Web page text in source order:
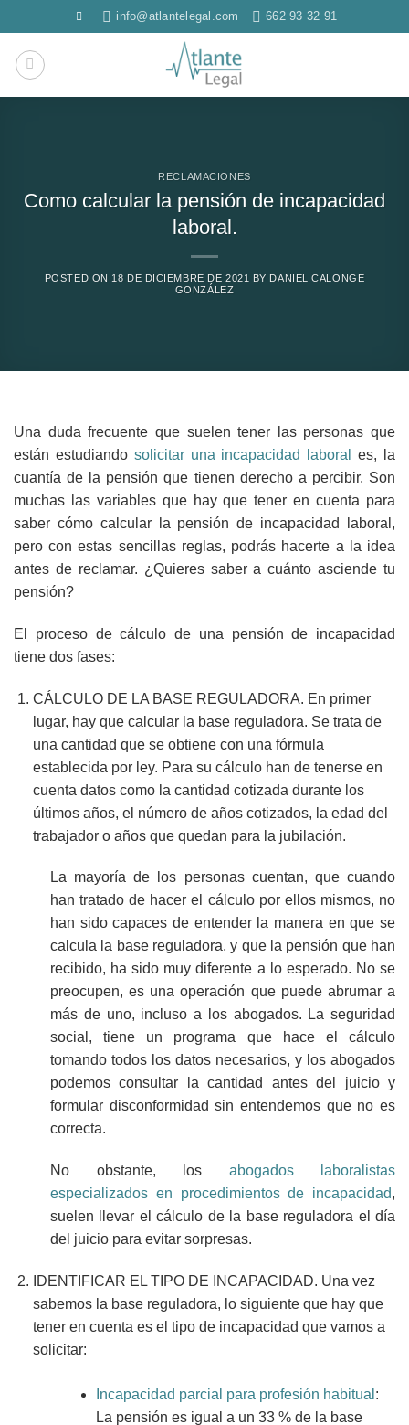
al
contenido
info@atlantelegal.com 662 93 32 91
RECLAMACIONES
Como calcular la pensión de incapacidad
laboral.
POSTED ON 18 DE DICIEMBRE DE 2021 BY DANIEL CALONGE
GONZÁLEZ
Una duda frecuente que suelen tener las personas que
están estudiando solicitar una incapacidad laboral
es, la
cuantía de la pensión que tienen derecho a percibir. Son
muchas las variables que hay que tener en cuenta para
saber cómo calcular la pensión de incapacidad laboral,
pero con estas sencillas reglas, podrás hacerte a la idea
antes de reclamar. ¿Quieres saber a cuánto asciende tu
pensión?
El proceso de cálculo de una pensión de incapacidad
tiene dos fases:
CÁLCULO DE LA BASE REGULADORA. En primer
lugar, hay que calcular la base reguladora. Se trata de
una cantidad que se obtiene con una fórmula
establecida por ley. Para su cálculo han de tenerse en
cuenta datos como la cantidad cotizada durante los
últimos años, el número de años cotizados, la edad del
trabajador o años que quedan para la jubilación.
La mayoría de los personas cuentan, que cuando
han tratado de hacer el cálculo por ellos mismos, no
han sido capaces de entender la manera en que se
calcula la base reguladora, y que la pensión que han
recibido, ha sido muy diferente a lo esperado. No se
preocupen, es una operación que puede abrumar a
más de uno, incluso a los abogados. La seguridad
social, tiene un programa que hace el cálculo
tomando todos los datos necesarios, y los abogados
podemos consultar la cantidad antes del juicio y
formular disconformidad sin entendemos que no es
correcta.
No obstante, los abogados laboralistas
especializados en procedimientos de incapacidad,
suelen llevar el cálculo de la base reguladora el día
del juicio para evitar sorpresas.
IDENTIFICAR EL TIPO DE INCAPACIDAD. Una vez
sabemos la base reguladora, lo siguiente que hay que
tener en cuenta es el tipo de incapacidad que vamos a
solicitar:
Incapacidad parcial para profesión habitual :
La pensión es igual a un 33 % de la base